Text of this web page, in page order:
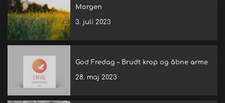
Morgen
3. juli 2023
God Fredag – Brudt krop og åbne arme
28. maj 2023